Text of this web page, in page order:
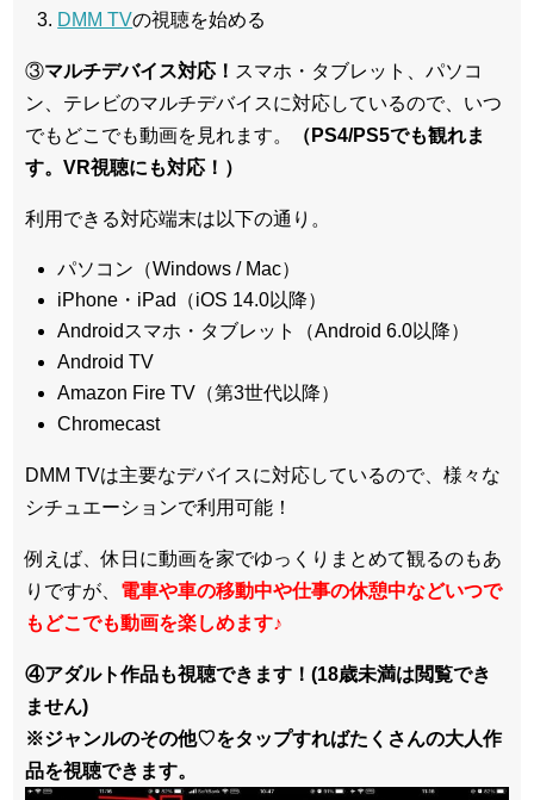
DMM TVの視聴を始める
③マルチデバイス対応！ スマホ・タブレット、パソコ
ン、テレビのマルチデバイスに対応しているので、いつ
でもどこでも動画を見れます。
（PS4/PS5でも観れま
す。VR視聴にも対応！）
利用できる対応端末は以下の通り。
パソコン（Windows / Mac）
iPhone・iPad（iOS 14.0以降）
Androidスマホ・タブレット（Android 6.0以降）
Android TV
Amazon Fire TV（第3世代以降）
Chromecast
DMM TVは主要なデバイスに対応しているので、 様々な
シチュエーションで利用可能！
例えば、休日に動画を家でゆっくりまとめて観るのもあ
りですが、 電車や車の移動中や仕事の休憩中などいつで
もどこでも動画を楽しめます♪
④アダルト作品も視聴できます！(18歳未満は閲覧でき
ません)
※ジャンルのその他♡をタップすればたくさんの大人作
品を視聴できます。